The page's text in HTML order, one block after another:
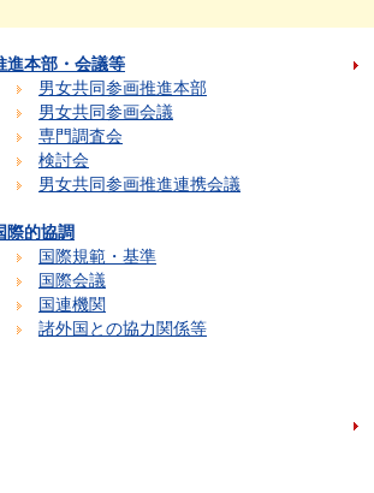
進本部・会議等
男女共同参画推進本部
男女共同参画会議
専門調査会
検討会
男女共同参画推進連携会議
際的協調
国際規範・基準
国際会議
国連機関
諸外国との協力関係等